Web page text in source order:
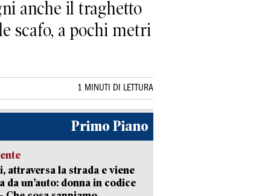
anche il traghetto
scafo, a pochi metri
1 MINUTI DI LETTURA
Primo Piano
attraversa la strada e viene
da un’auto: donna in codice